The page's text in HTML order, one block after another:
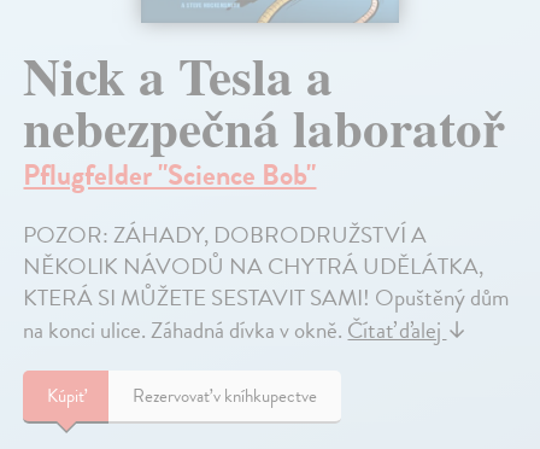
Nick a Tesla a
nebezpečná laboratoř
Pflugfelder "Science Bob"
POZOR: ZÁHADY, DOBRODRUŽSTVÍ A
NĚKOLIK NÁVODŮ NA CHYTRÁ UDĚLÁTKA,
KTERÁ SI MŮŽETE SESTAVIT SAMI! Opuštěný dům
na konci ulice. Záhadná dívka v okně. Čítať ďalej ↓
Kúpiť Rezervovať v kníhkupectve